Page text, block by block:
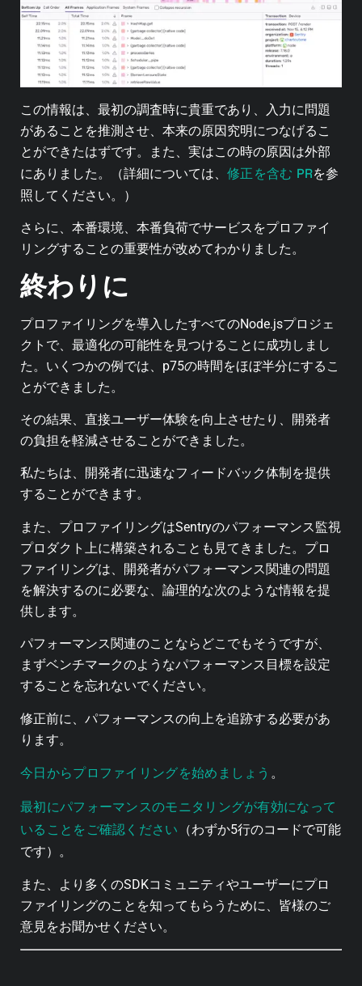
この情報は、最初の調査時に貴重であり、入力に問題
があることを推測させ、本来の原因究明につなげるこ
とができたはずです。また、実はこの時の原因は外部
にありました。（詳細については、 修正を含む PRを参
照してください。）
さらに、本番環境、本番負荷でサービスをプロファイ
リングすることの重要性が改めてわかりました。
終わりに
プロファイリングを導入したすべてのNode.jsプロジェ
クトで、最適化の可能性を見つけることに成功しまし
た。いくつかの例では、p75の時間をほぼ半分にするこ
とができました。
その結果、直接ユーザー体験を向上させたり、開発者
の負担を軽減させることができました。
私たちは、開発者に迅速なフィードバック体制を提供
することができます。
また、プロファイリングはSentryのパフォーマンス監視
プロダクト上に構築されることも見てきました。プロ
ファイリングは、開発者がパフォーマンス関連の問題
を解決するのに必要な、論理的な次のような情報を提
供します。
パフォーマンス関連のことならどこでもそうですが、
まずベンチマークのようなパフォーマンス目標を設定
することを忘れないでください。
修正前に、パフォーマンスの向上を追跡する必要があ
ります。
今日からプロファイリングを始めましょう 。
最初にパフォーマンスのモニタリングが有効になって
いることをご確認ください （わずか5行のコードで可能
です）。
また、より多くのSDKコミュニティやユーザーにプロ
ファイリングのことを知ってもらうために、皆様のご
意見をお聞かせください。